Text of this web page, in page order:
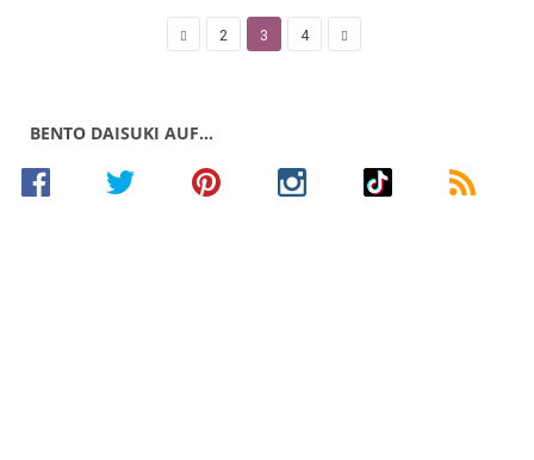
2 3 4
BENTO DAISUKI AUF…